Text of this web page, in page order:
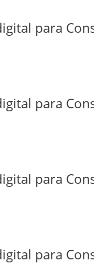
para
para
para
para